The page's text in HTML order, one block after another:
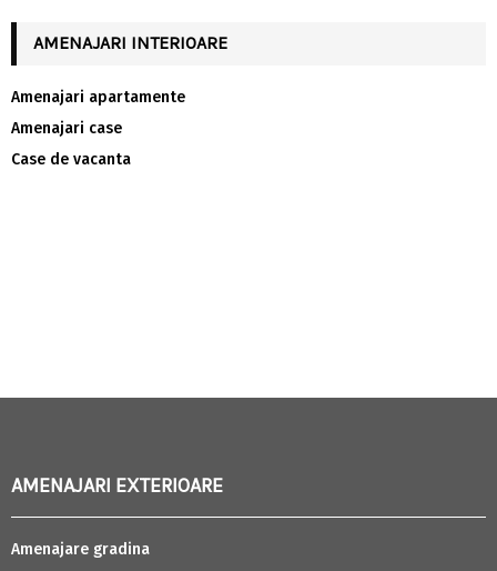
AMENAJARI INTERIOARE
Amenajari apartamente
Amenajari case
Case de vacanta
AMENAJARI EXTERIOARE
Amenajare gradina